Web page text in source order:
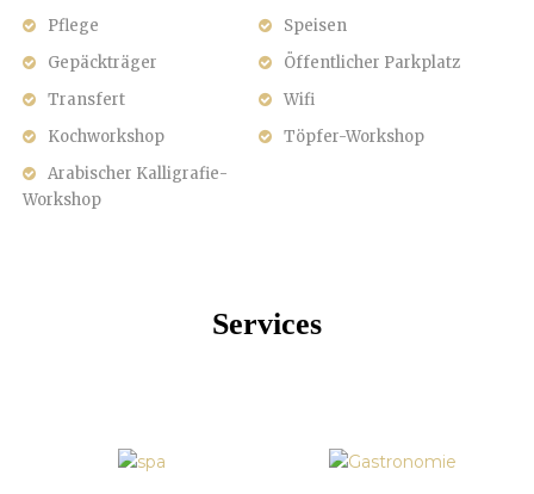
Pflege
Speisen
Gepäckträger
Öffentlicher Parkplatz
Transfert
Wifi
Kochworkshop
Töpfer-Workshop
Arabischer Kalligrafie-
Workshop
Services